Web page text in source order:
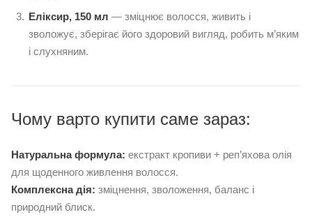
Еліксир, 150 мл — зміцнює волосся, живить і
зволожує, зберігає його здоровий вигляд, робить м’яким
і слухняним.
Чому варто купити саме зараз:
Натуральна формула: екстракт кропиви + реп’яхова олія
для щоденного живлення волосся.
Комплексна дія: зміцнення, зволоження, баланс і
природний блиск.